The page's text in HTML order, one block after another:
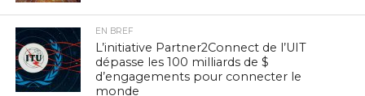
EN BREF
L’initiative Partner2Connect de l’UIT
dépasse les 100 milliards de $
d’engagements pour connecter le
monde